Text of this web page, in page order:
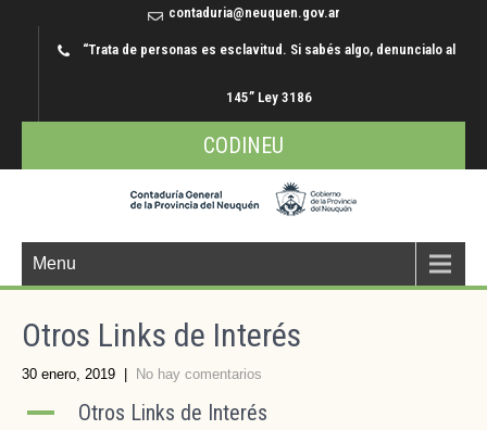
contaduria@neuquen.gov.ar
“Trata de personas es esclavitud. Si sabés algo, denuncialo al
145” Ley 3186
CODINEU
Menu
Otros Links de Interés
30 enero, 2019 No hay comentarios
A Otros Links de Interés